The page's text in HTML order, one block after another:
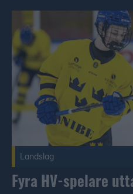
Fyra HV-spelare uttagna i
Landslag
Fyra HV-spelare